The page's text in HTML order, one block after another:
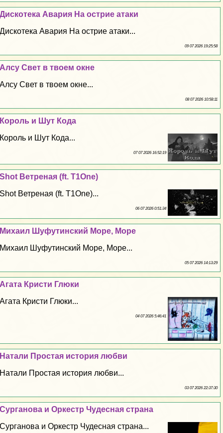
Дискотека Авария На острие атаки
Дискотека Авария На острие атаки...
09 07 2026 19:25:58
Алсу Свет в твоем окне
Алсу Свет в твоем окне...
08 07 2026 10:58:11
Король и Шут Кода
Король и Шут Кода...
07 07 2026 16:52:19
Shot Ветреная (ft. T1One)
Shot Ветреная (ft. T1One)...
06 07 2026 0:51:34
Михаил Шуфутинский Море, Море
Михаил Шуфутинский Море, Море...
05 07 2026 14:13:29
Агата Кристи Глюки
Агата Кристи Глюки...
04 07 2026 5:46:41
Натали Простая история любви
Натали Простая история любви...
03 07 2026 22:37:30
Сурганова и Оркестр Чудесная страна
Сурганова и Оркестр Чудесная страна...